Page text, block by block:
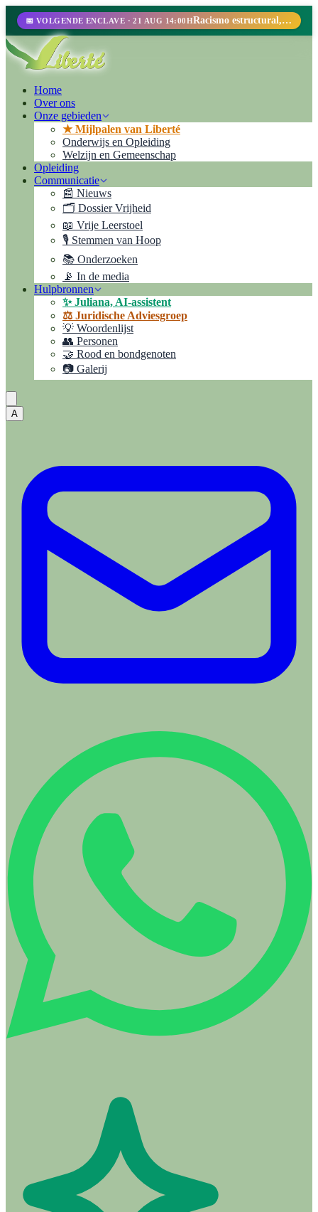
📅 VOLGENDE ENCLAVE · 21 AUG 14:00H Racismo estructural, perfilamiento racial y abolicionismo carcelario.
Home
Over ons
Onze gebieden
★ Mijlpalen van Liberté
Onderwijs en Opleiding
Welzijn en Gemeenschap
Opleiding
Communicatie
📰 Nieuws
🗂️ Dossier Vrijheid
📖 Vrije Leerstoel
🎙️ Stemmen van Hoop
📚 Onderzoeken
📡 In de media
Hulpbronnen
✨ Juliana, AI-assistent
⚖️ Juridische Adviesgroep
💡 Woordenlijst
👥 Personen
🤝 Rood en bondgenoten
📷 Galerij
A